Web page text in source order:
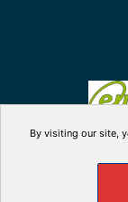
By visiting our site,
Manage